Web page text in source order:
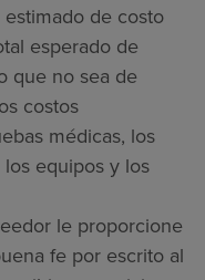
de costo
esperado de
que no sea de
costos
médicas, los
equipos y los
le proporcione
fe por escrito al